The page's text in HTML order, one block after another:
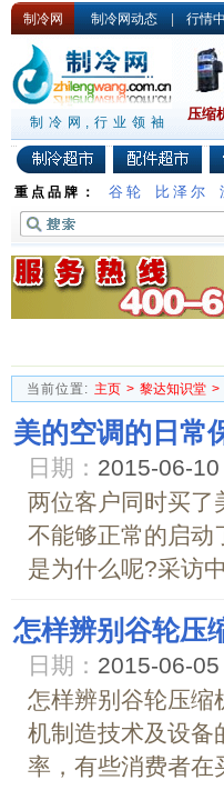
制冷网 制冷网动态 | 行情
制冷网,行业领袖 压缩
重点品牌： 谷轮 比泽尔
当前位置: 主页 > 黎达知识堂 >
美的空调的日常
日期： 2015-06-
两位客户同时买了
不能够正常的启动
是为什么呢?采访
怎样辨别谷轮压
日期： 2015-06-
怎样辨别谷轮压缩
机制造技术及设备
率，有些消费者在